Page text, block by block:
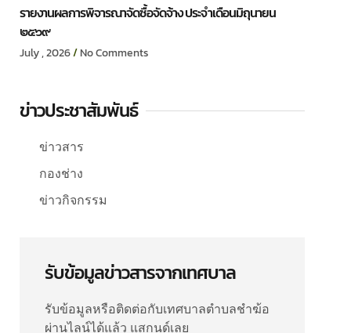
รายงานผลการพิจารณาจัดซื้อจัดจ้าง ประจำเดือนมิถุนายน
๒๕๖๙
July , 2026 No Comments
ข่าวประชาสัมพันธ์
ข่าวสาร
กองช่าง
ข่าวกิจกรรม
รับข้อมูลข่าวสารจากเทศบาล
รับข้อมูลหรือติดต่อกับเทศบาลตำบลชำฆ้อ
ผ่านไลน์ได้แล้ว แสกนด์เลย